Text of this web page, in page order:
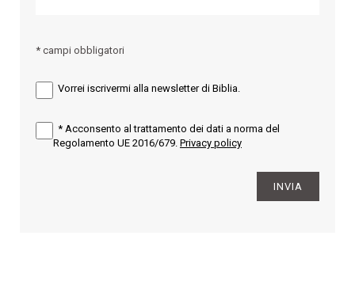
* campi obbligatori
Vorrei iscrivermi alla newsletter di Biblia.
* Acconsento al trattamento dei dati a norma del
Regolamento UE 2016/679. Privacy policy
INVIA